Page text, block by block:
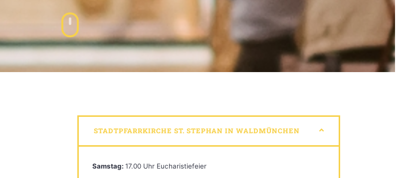
STADTPFARRKIRCHE ST. STEPHAN IN WALDMÜNCHEN
Samstag:17.00 Uhr Eucharistiefeier